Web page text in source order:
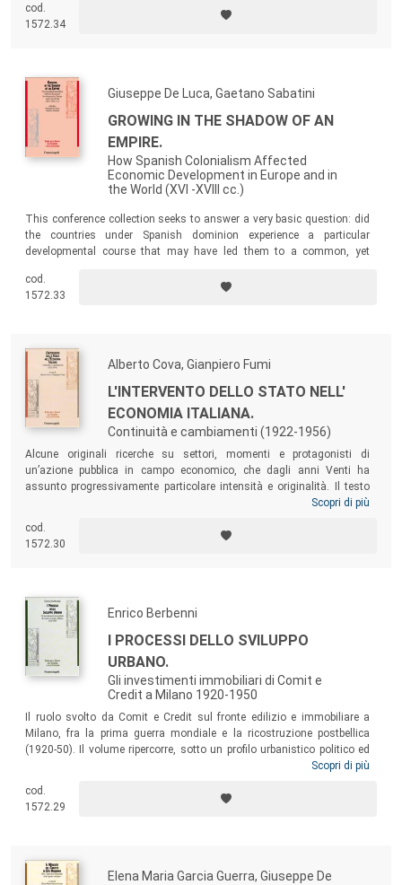
principali della storia italiana dal secondo dopoguerra alla fine del
secolo XX.
cod.
1572.34
Giuseppe De Luca, Gaetano Sabatini
GROWING IN THE SHADOW OF AN
EMPIRE.
How Spanish Colonialism Affected
Economic Development in Europe and in
the World (XVI -XVIII cc.)
This conference collection seeks to answer a very basic question: did
the countries under Spanish dominion experience a particular
developmental course that may have led them to a common, yet
cod.
1572.33
Alberto Cova, Gianpiero Fumi
L'INTERVENTO DELLO STATO NELL'
ECONOMIA ITALIANA.
Continuità e cambiamenti (1922-1956)
Alcune originali ricerche su settori, momenti e protagonisti di
un’azione pubblica in campo economico, che dagli anni Venti ha
assunto progressivamente particolare intensità e originalità. Il testo
approfondisce particolari profili dell’intervento dello Stato come
progettazioni organiche quanto da urgenze e problemi derivanti dagli
assetti inadeguati delle strutture economiche nazionali.
Scopri di più
cod.
1572.30
Enrico Berbenni
I PROCESSI DELLO SVILUPPO
URBANO.
Gli investimenti immobiliari di Comit e
Credit a Milano 1920-1950
Il ruolo svolto da Comit e Credit sul fronte edilizio e immobiliare a
Milano, fra la prima guerra mondiale e la ricostruzione postbellica
(1920-50). Il volume ripercorre, sotto un profilo urbanistico politico ed
economico, le principali tappe della convulsa trasformazione
stava affermando come principale piazza immobiliare del Regno, ed
evidenzia l’effettivo coinvolgimento in tale processo dei due istituti di
Scopri di più
cod.
1572.29
Elena Maria Garcia Guerra, Giuseppe De